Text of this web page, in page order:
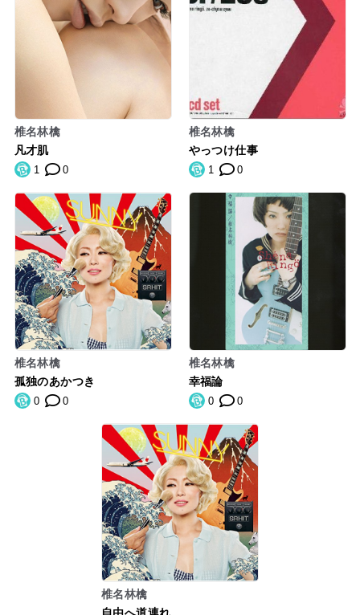
椎名林檎
凡才肌
1 0
椎名林檎
やっつけ仕事
1 0
椎名林檎
孤独のあかつき
0 0
椎名林檎
幸福論
0 0
椎名林檎